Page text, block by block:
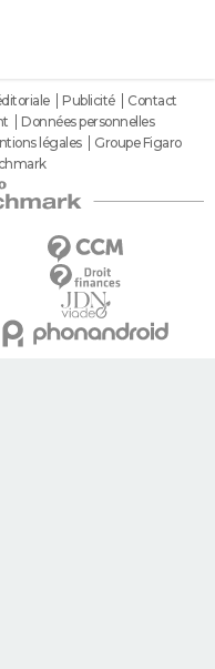
Publicité
Contact
Données personnelles
légales
Groupe Figaro